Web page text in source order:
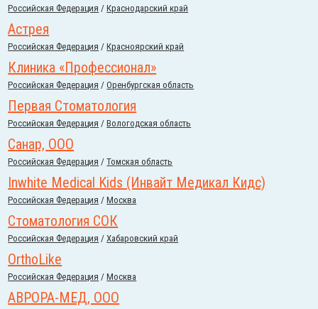
Российcкая Федерация /Краснодарский край
Астрея
Российcкая Федерация /Красноярский край
Клиника «Профессионал»
Российcкая Федерация /Оренбургская область
Первая Стоматология
Российcкая Федерация /Вологодская область
Санар, ООО
Российcкая Федерация /Томская область
Inwhite Medical Kids (Инвайт Медикал Кидс)
Российcкая Федерация /Москва
Стоматология СОК
Российcкая Федерация /Хабаровский край
OrthoLike
Российcкая Федерация /Москва
АВРОРА-МЕД, ООО